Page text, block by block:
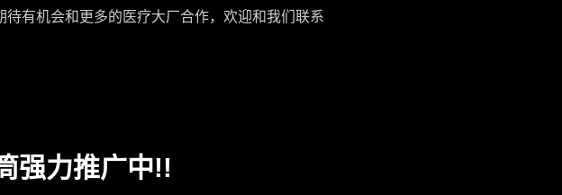
待有机会和更多的医疗大厂合作，欢迎和我们联系
强力推广中!!